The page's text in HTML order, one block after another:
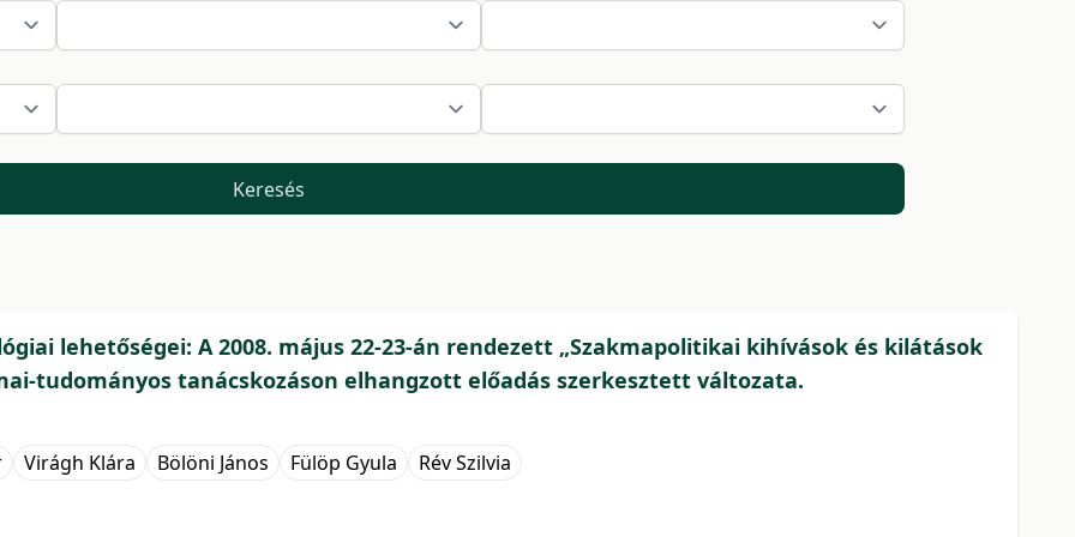
Keresés
lehetőségei: A 2008. május 22-23-án rendezett „Szakmapolitikai kihívások és kilátások
tudományos tanácskozáson elhangzott előadás szerkesztett változata.
Virágh Klára Bölöni János Fülöp Gyula Rév Szilvia